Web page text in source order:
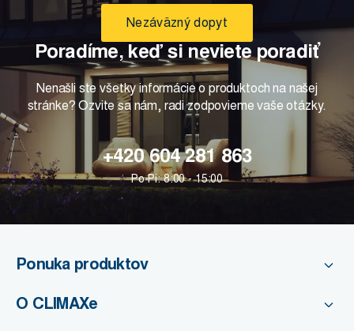
Nezáväzný dopyt
Poradíme, keď si neviete poradiť
Nenašli ste všetky informácie o produktoch na našej
stránke? Ozvite sa nám, radi zodpovieme vaše otázky.
+420 604 281 863
Po-Pi: 8:00 - 15:00
Ponuka produktov
O CLIMAXe